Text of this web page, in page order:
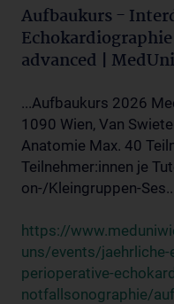
Aufbaukurs -
advanced |
...Aufbaukurs 2026
1090 Wien, Van
Anatomie Max. 40
Teilnehmer:innen je
on-/Kleingruppen-
https://
uns/events/
perioperative-
notfallsonographie/